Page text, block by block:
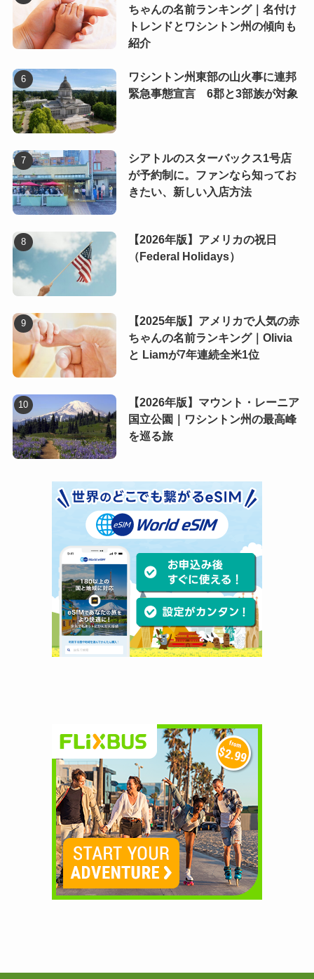
ちゃんの名前ランキング｜名付け
トレンドとワシントン州の傾向も
紹介
ワシントン州東部の山火事に連邦
緊急事態宣言 6郡と3部族が対象
シアトルのスターバックス1号店
が予約制に。ファンなら知ってお
きたい、新しい入店方法
【2026年版】アメリカの祝日
（Federal Holidays）
【2025年版】アメリカで人気の赤
ちゃんの名前ランキング｜Olivia
と Liamが7年連続全米1位
【2026年版】マウント・レーニア
国立公園｜ワシントン州の最高峰
を巡る旅